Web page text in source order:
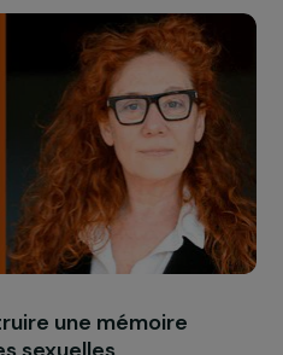
les droits des femmes